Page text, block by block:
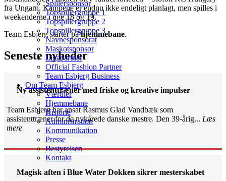
Spillersponsor
Topspillergruppe 1
Topspillergruppe 2
Topspillergruppe 3
Navnesponsorat
Maskotsponsor
Ligapartner
Official Fashion Partner
Team Esbjerg Business
Om Team Esbjerg
Værdier
Hjemmebane
Historie
Administration
Kommunikation
Presse
Bestyrelsen
Kontakt
fra Ungarn. Kampene er endnu ikke endeligt planlagt, men spilles i
weekenderne i uge 18 og 19.
Team Esbjerg starter påhjemmebane.
Seneste nyheder
Ny assistenttræner med friske og kreative impulser
Team Esbjerg har ansat Rasmus Glad Vandbæk som
assistenttræner for de nykårede danske mestre. Den 39-årig... Læs
mere
Magisk aften i Blue Water Dokken sikrer mesterskabet